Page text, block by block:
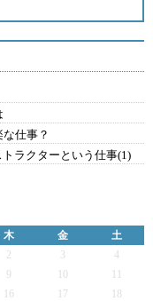
仕事？
ラクターという仕事(1)
木 金
土
2 3
4
9
16 17